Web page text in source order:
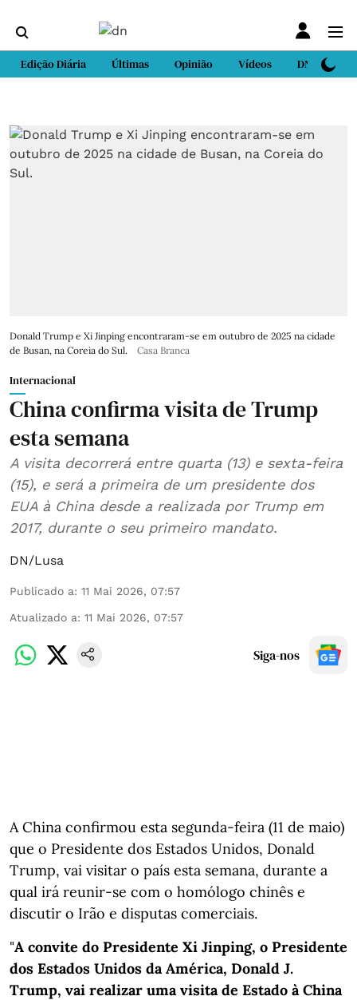
Edição Diária Últimas Opinião Vídeos DN Sport
Donald Trump e Xi Jinping encontraram-se em outubro de 2025 na cidade
de Busan, na Coreia do Sul.
Casa Branca
Internacional
China confirma visita de Trump
esta semana
A visita decorrerá entre quarta (13) e sexta-feira
(15), e será a primeira de um presidente dos
EUA à China desde a realizada por Trump em
2017, durante o seu primeiro mandato.
DN/Lusa
Publicado a: 11 Mai 2026, 07:57
Atualizado a: 11 Mai 2026, 07:57
Siga-nos
A China confirmou esta segunda-feira (11 de maio)
que o Presidente dos Estados Unidos, Donald
Trump, vai visitar o país esta semana, durante a
qual irá reunir-se com o homólogo chinês e
discutir o Irão e disputas comerciais.
"A convite do Presidente Xi Jinping, o Presidente
dos Estados Unidos da América, Donald J.
Trump, vai realizar uma visita de Estado à China